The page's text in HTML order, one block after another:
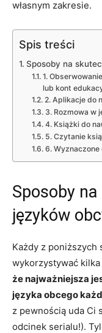
własnym zakresie.
Spis treści
Sposoby na
1.
lub kont
2. Aplikacje do
3. Rozmowa w
4. Książki do
5. Czytanie
6. Wyznaczone
Sposoby
języków
Każdy z poniższych
wykorzystywać
że najważniejsza
języka obcego
z pewnością uda Ci
odcinek serialu!).